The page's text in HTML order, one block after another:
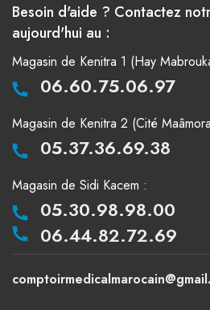
Besoin d'aide ? Contactez
aujourd'hui au :
Magasin de Kenitra 1 (Hay
06.60.75.06.97
Magasin de Kenitra 2 (Cité
05.37.36.69.38
Magasin de Sidi Kacem :
05.30.98.98.00
06.44.82.72.69